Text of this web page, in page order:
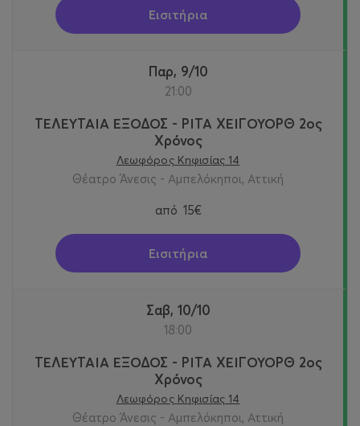
Εισιτήρια
Παρ, 9/10
21:00
ΤΕΛΕΥΤΑΙΑ ΕΞΟΔΟΣ - ΡΙΤΑ ΧΕΙΓΟΥΟΡΘ 2oς
Χρόνος
Λεωφόρος Κηφισίας 14
Θέατρο Άνεσις - Αμπελόκηποι, Αττική
από 15€
Εισιτήρια
Σαβ, 10/10
18:00
ΤΕΛΕΥΤΑΙΑ ΕΞΟΔΟΣ - ΡΙΤΑ ΧΕΙΓΟΥΟΡΘ 2oς
Χρόνος
Λεωφόρος Κηφισίας 14
Θέατρο Άνεσις - Αμπελόκηποι, Αττική